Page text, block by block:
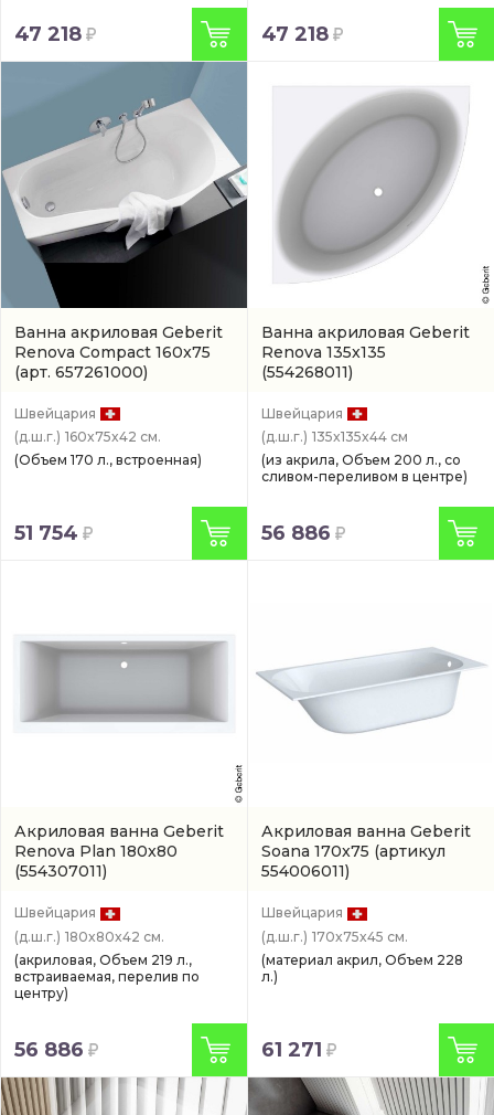
47 218 47 218
Ванна акриловая Geberit
Renova Compact 160x75
(арт. 657261000)
Швейцария
(д.ш.г.) 160x75x42 см.
(Объем 170 л., встроенная)
51 754
Ванна акриловая Geberit
Renova 135x135
(554268011)
Швейцария
(д.ш.г.) 135x135x44 см
(из акрила, Объем 200 л., со
сливом-переливом в центре)
56 886
Акриловая ванна Geberit
Renova Plan 180x80
(554307011)
Швейцария
(д.ш.г.) 180x80x42 см.
(акриловая, Объем 219 л.,
встраиваемая, перелив по
центру)
56 886
Акриловая ванна Geberit
Soana 170x75 (артикул
554006011)
Швейцария
(д.ш.г.) 170x75x45 см.
(материал акрил, Объем 228
л.)
61 271